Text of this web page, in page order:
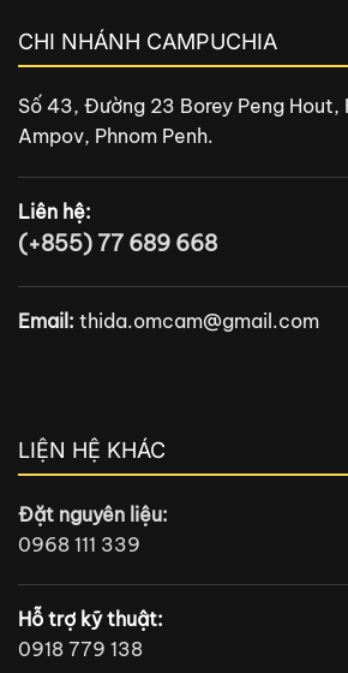
CHI NHÁNH CAMPUCHIA
Số 43, Đường 23 Borey Peng Hout,
Ampov, Phnom Penh.
Liên hệ:
(+855) 77 689 668
Email: thida.omcam@gmail.com
LIỆN HỆ KHÁC
Đặt nguyên liệu:
0968 111 339
Hỗ trợ kỹ thuật:
0918 779 138